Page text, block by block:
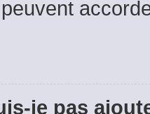
je pas